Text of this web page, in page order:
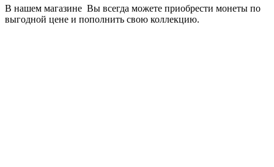
В нашем магазине Вы всегда можете приобрести монеты по
выгодной цене и пополнить свою коллекцию.